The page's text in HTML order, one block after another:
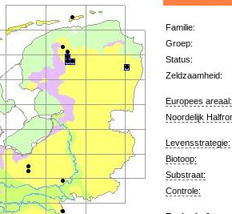
Familie:
Groep:
Status:
Zeldzaamheid:
Europees areaal:
Noordelijk
Levensstrategie:
Biotoop:
Substraat:
Controle: